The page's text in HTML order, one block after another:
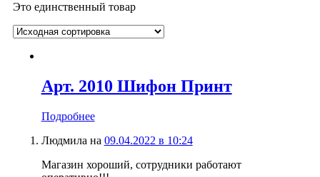
Это единственный товар
Арт. 2010 Шифон Принт
Подробнее
Людмила на 09.04.2022 в 10:24
Магазин хороший, сотрудники работают